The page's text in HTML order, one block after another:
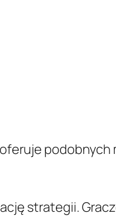
podobnych
strategii.